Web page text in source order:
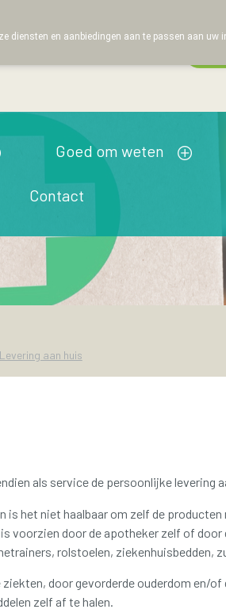
Goed om weten
Contact
Levering aan huis
als service de persoonlijke levering
is het niet haalbaar om zelf de producten
voorzien door de apotheker zelf of
rolstoelen, ziekenhuisbedden,
door gevorderde ouderdom en/
zelf af te halen.
diensten en aanbiedingen aan te passen aan uw